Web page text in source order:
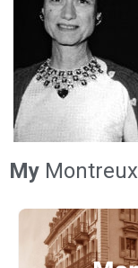
My Montreux